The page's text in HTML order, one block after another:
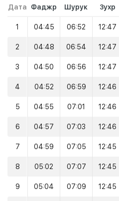
Дата Фаджр Шурук Зухр
1 04:45 06:52 12:47
2 04:48 06:54 12:47
3 04:50 06:56 12:47
4 04:52 06:59 12:46
5 04:55 07:01 12:46
6 04:57 07:03 12:46
7 04:59 07:05 12:45
8 05:02 07:07 12:45
9 05:04 07:09 12:45